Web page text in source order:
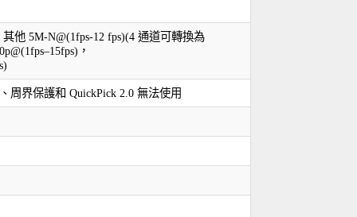
他 5M-N@(1fps-12 fps)(4 通道可轉換為
，
周界保護和 QuickPick 2.0 無法使用